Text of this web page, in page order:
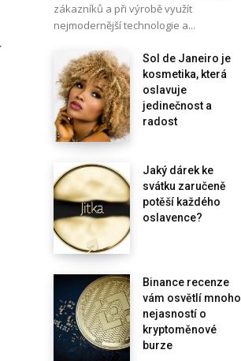
zákazníků a při výrobě využít
nejmodernější technologie a...
Sol de Janeiro je
kosmetika, která
oslavuje
jedinečnost a
radost
Jaký dárek ke
svátku zaručeně
potěší každého
oslavence?
Binance recenze
vám osvětlí mnoho
nejasností o
kryptoměnové
burze